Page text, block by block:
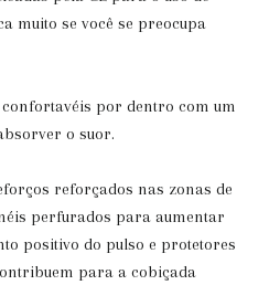
muito se você se preocupa
por dentro com um
o suor.
reforçados nas zonas de
perfurados para aumentar
positivo do pulso e protetores
para a cobiçada